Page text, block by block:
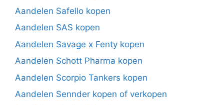
Aandelen Safello kopen
Aandelen SAS kopen
Aandelen Savage x Fenty kopen
Aandelen Schott Pharma kopen
Aandelen Scorpio Tankers kopen
Aandelen Sennder kopen of verkopen